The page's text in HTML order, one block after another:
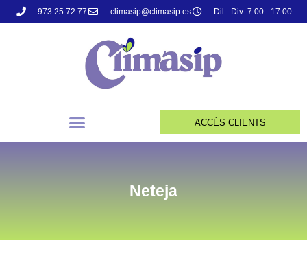
973 25 72 77 climasip@climasip.es Dil - Div: 7:00 - 17:00
ACCÉS CLIENTS
Neteja